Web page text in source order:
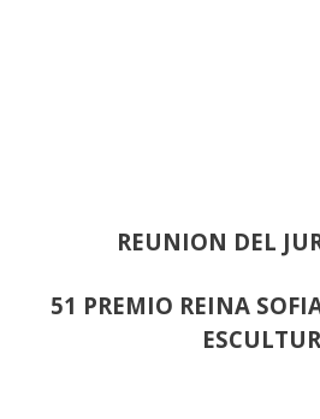
REUNION DEL
51 PREMIO REINA